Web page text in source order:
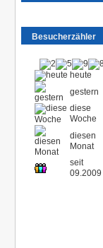
Besucherzähler
heute
gestern
diese
Woche
diesen
Monat
seit
09.2009